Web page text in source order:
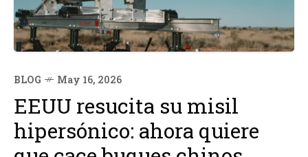
BLOG May 16, 2026
EEUU resucita su misil
hipersónico: ahora quiere